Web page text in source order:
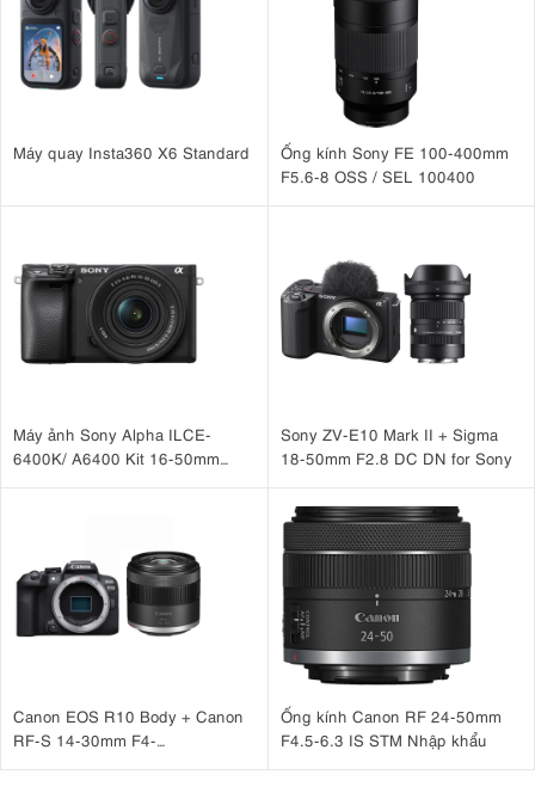
Máy quay Insta360 X6 Standard
Ống kính Sony FE 100-400mm
F5.6-8 OSS / SEL 100400
Máy ảnh Sony Alpha ILCE-
6400K/ A6400 Kit 16-50mm
Sony ZV-E10 Mark II + Sigma
18-50mm F2.8 DC DN for Sony
Canon EOS R10 Body + Canon
RF-S 14-30mm F4-
Ống kính Canon RF 24-50mm
F4.5-6.3 IS STM Nhập khẩu